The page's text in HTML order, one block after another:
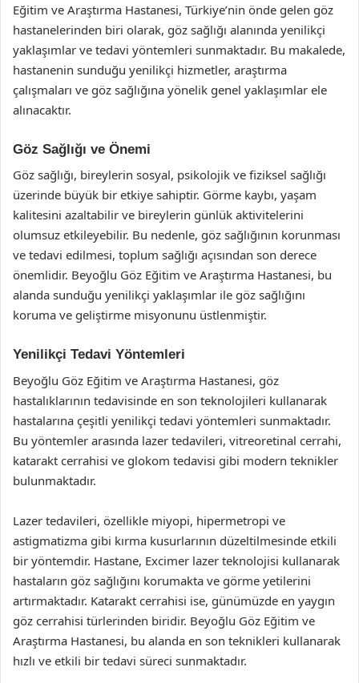
Eğitim ve Araştırma Hastanesi, Türkiye’nin önde gelen göz
hastanelerinden biri olarak, göz sağlığı alanında yenilikçi
yaklaşımlar ve tedavi yöntemleri sunmaktadır. Bu makalede,
hastanenin sunduğu yenilikçi hizmetler, araştırma
çalışmaları ve göz sağlığına yönelik genel yaklaşımlar ele
alınacaktır.
Göz Sağlığı ve Önemi
Göz sağlığı, bireylerin sosyal, psikolojik ve fiziksel sağlığı
üzerinde büyük bir etkiye sahiptir. Görme kaybı, yaşam
kalitesini azaltabilir ve bireylerin günlük aktivitelerini
olumsuz etkileyebilir. Bu nedenle, göz sağlığının korunması
ve tedavi edilmesi, toplum sağlığı açısından son derece
önemlidir. Beyoğlu Göz Eğitim ve Araştırma Hastanesi, bu
alanda sunduğu yenilikçi yaklaşımlar ile göz sağlığını
koruma ve geliştirme misyonunu üstlenmiştir.
Yenilikçi Tedavi Yöntemleri
Beyoğlu Göz Eğitim ve Araştırma Hastanesi, göz
hastalıklarının tedavisinde en son teknolojileri kullanarak
hastalarına çeşitli yenilikçi tedavi yöntemleri sunmaktadır.
Bu yöntemler arasında lazer tedavileri, vitreoretinal cerrahi,
katarakt cerrahisi ve glokom tedavisi gibi modern teknikler
bulunmaktadır.
Lazer tedavileri, özellikle miyopi, hipermetropi ve
astigmatizma gibi kırma kusurlarının düzeltilmesinde etkili
bir yöntemdir. Hastane, Excimer lazer teknolojisi kullanarak
hastaların göz sağlığını korumakta ve görme yetilerini
artırmaktadır. Katarakt cerrahisi ise, günümüzde en yaygın
göz cerrahisi türlerinden biridir. Beyoğlu Göz Eğitim ve
Araştırma Hastanesi, bu alanda en son teknikleri kullanarak
hızlı ve etkili bir tedavi süreci sunmaktadır.